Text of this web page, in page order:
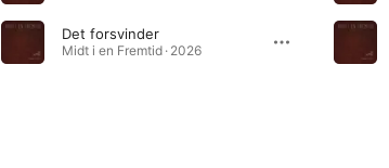
Det forsvinder
Midt i en Fremtid · 2026